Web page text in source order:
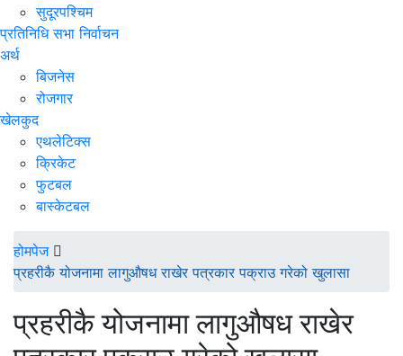
सुदूरपश्चिम
प्रतिनिधि सभा निर्वाचन
अर्थ
बिजनेस
रोजगार
खेलकुद
एथलेटिक्स
क्रिकेट
फुटबल
बास्केटबल
होमपेज
प्रहरीकै योजनामा लागुऔषध राखेर पत्रकार पक्राउ गरेको खुलासा
प्रहरीकै योजनामा लागुऔषध राखेर